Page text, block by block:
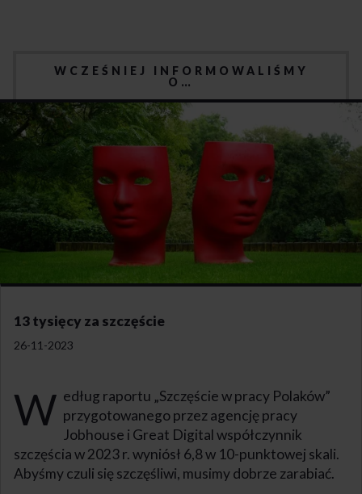
WCZEŚNIEJ INFORMOWALIŚMY
O…
13 tysięcy za szczęście
26-11-2023
W edług raportu „Szczęście w pracy Polaków”
przygotowanego przez agencję pracy
Jobhouse i Great Digital współczynnik
szczęścia w 2023 r. wyniósł 6,8 w 10-punktowej skali.
Abyśmy czuli się szczęśliwi, musimy dobrze zarabiać.